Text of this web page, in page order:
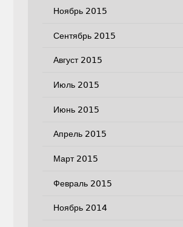
Ноябрь 2015
Сентябрь 2015
Август 2015
Июль 2015
Июнь 2015
Апрель 2015
Март 2015
Февраль 2015
Ноябрь 2014